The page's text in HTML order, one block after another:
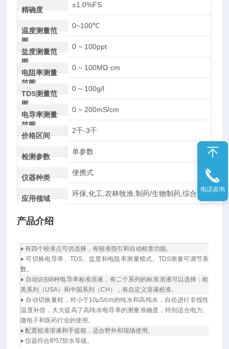
精确度
±1.0%FS
温度测量范
围
0~100℃
盐度测量范
围
0 ~ 100ppt
电阻率测量
范围
0 ~ 100MΩ·cm
TDS测量范
围
0 ~ 100g/l
电导率测量
范围
0 ~ 200mS/cm
价格区间
2千-3千
检测参数
单参数
仪器种类
便携式
应用领域
环保,化工,农林牧渔,制药/生物制药,综合
产品介绍
♦ 有四个校准点可供选择，有校准指引和自动检查功能。
♦ 可切换电导率、TDS、盐度和电阻率测量模式。TDS测量可调节系
数。
♦ 自动识别8种电导率标准溶液，有二个系列的标准溶液可以选择：欧
美系列（USA）和中国系列（CH），有自定义溶液校准。
♦ 自动切换量程，对小于10μS/cm的纯水和高纯水，自动进行非线性
温度补偿，大大提高了高纯水电导率的测量准确度，特别适合电力、
微电子和医药行业的使用。
♦ 配置校准溶液和手提箱，适合野外和现场使用。
♦ 仪器符合IP57防水等级。
电话咨询